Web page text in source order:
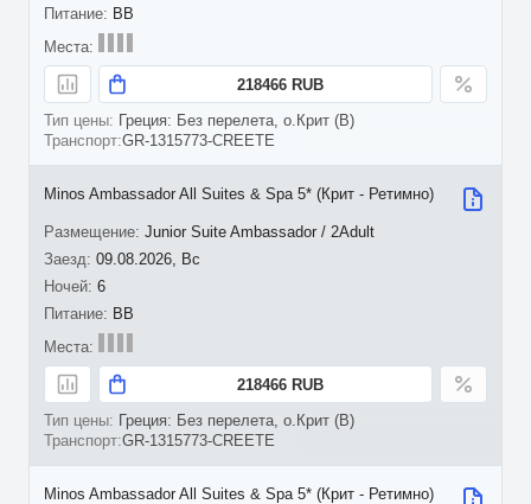
BB
218466 RUB
Греция: Без перелета, о.Крит (B)
GR-1315773-CREETE
09.08.2026, Вс
6
Minos Ambassador All Suites & Spa 5* (Крит - Ретимно)
Junior Suite Ambassador / 2Adult
BB
218466 RUB
Греция: Без перелета, о.Крит (B)
GR-1315773-CREETE
Minos Ambassador All Suites & Spa 5* (Крит - Ретимно)